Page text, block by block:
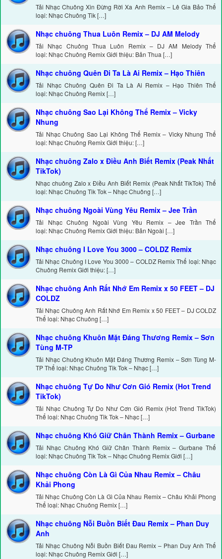
Tải Nhạc Chuông Xin Đừng Rời Xa Anh Remix – Lê Gia Bảo Thể
loại: Nhạc Chuông Tik […]
Nhạc chuông Thua Luôn Remix – DJ AM Melody
Tải Nhạc Chuông Thua Luôn Remix – DJ AM Melody Thể
loại: Nhạc Chuông Remix Giới thiệu: Bản Thua […]
Nhạc chuông Quên Đi Ta Là Ai Remix – Hạo Thiên
Tải Nhạc Chuông Quên Đi Ta Là Ai Remix – Hạo Thiên Thể
loại: Nhạc Chuông Remix […]
Nhạc chuông Sao Lại Không Thể Remix – Vicky
Nhung
Tải Nhạc Chuông Sao Lại Không Thể Remix – Vicky Nhung Thể
loại: Nhạc Chuông Remix Giới thiệu: […]
Nhạc chuông Zalo x Điều Anh Biết Remix (Peak Nhất
TikTok)
Nhạc chuông Zalo x Điều Anh Biết Remix (Peak Nhất TikTok) Thể
loại: Nhạc Chuông Tik Tok – Nhạc Chuông […]
Nhạc chuông Ngoài Vùng Yêu Remix – Jee Trần
Tải Nhạc Chuông Ngoài Vùng Yêu Remix – Jee Trần Thể
loại: Nhạc Chuông Remix Giới thiệu: Bản Ngoài […]
Nhạc chuông I Love You 3000 – COLDZ Remix
Tải Nhạc Chuông I Love You 3000 – COLDZ Remix Thể loại: Nhạc
Chuông Remix Giới thiệu: […]
Nhạc chuông Anh Rất Nhớ Em Remix x 50 FEET – DJ
COLDZ
Tải Nhạc Chuông Anh Rất Nhớ Em Remix x 50 FEET – DJ COLDZ
Thể loại: Nhạc Chuông […]
Nhạc chuông Khuôn Mặt Đáng Thương Remix – Sơn
Tùng M-TP
Tải Nhạc Chuông Khuôn Mặt Đáng Thương Remix – Sơn Tùng M-
TP Thể loại: Nhạc Chuông Tik Tok – Nhạc […]
Nhạc chuông Tự Do Như Cơn Gió Remix (Hot Trend
TikTok)
Tải Nhạc Chuông Tự Do Như Cơn Gió Remix (Hot Trend TikTok)
Thể loại: Nhạc Chuông Tik Tok – Nhạc […]
Nhạc chuông Khó Giữ Chân Thành Remix – Gurbane
Tải Nhạc Chuông Khó Giữ Chân Thành Remix – Gurbane Thể
loại: Nhạc Chuông Tik Tok – Nhạc Chuông Remix Giới […]
Nhạc chuông Còn Là Gì Của Nhau Remix – Châu
Khải Phong
Tải Nhạc Chuông Còn Là Gì Của Nhau Remix – Châu Khải Phong
Thể loại: Nhạc Chuông Remix […]
Nhạc chuông Nỗi Buồn Biết Đau Remix – Phan Duy
Anh
Tải Nhạc Chuông Nỗi Buồn Biết Đau Remix – Phan Duy Anh Thể
loại: Nhạc Chuông Remix Giới […]